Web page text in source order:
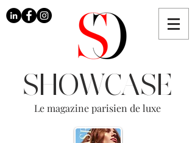
SHOWCASE
Le magazine parisien de luxe